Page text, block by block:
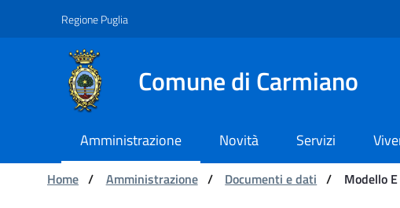
Navigazione
Salta al contenuto
Regione Puglia
Comune di Carmiano
Amministrazione Novità Servizi
Ti trovi in:
Home / Amministrazione / Documenti e dati / Modello